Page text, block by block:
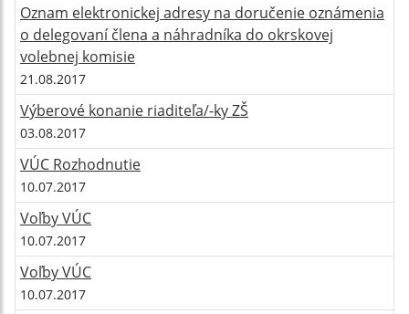
Oznam elektronickej adresy na doručenie oznámenia
o delegovaní člena a náhradníka do okrskovej
volebnej komisie
21.08.2017
Výberové konanie riaditeľa/-ky ZŠ
03.08.2017
VÚC Rozhodnutie
10.07.2017
Voľby VÚC
10.07.2017
Voľby VÚC
10.07.2017